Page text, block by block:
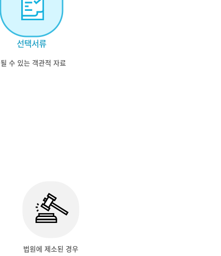
선택서류
수 있는 객관적 자료
법원에 제소된 경우